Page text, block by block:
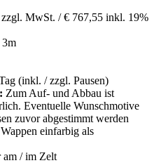
MwSt. / € 767,55 inkl. 19%
(inkl. / zzgl. Pausen)
Zum Auf- und Abbau ist
Eventuelle Wunschmotive
zuvor abgestimmt werden
einfarbig als
am / im Zelt